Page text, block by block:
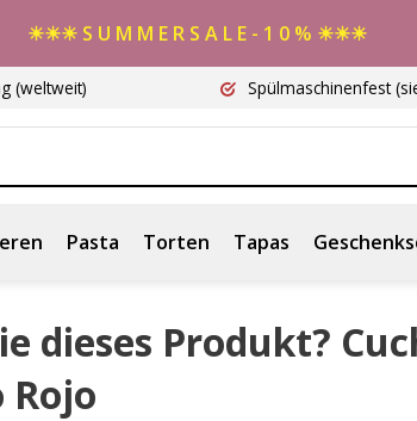
☀☀☀ S U M M E R S A L E - 1 0 % ☀☀☀
(weltweit) Spülmaschinenfest
Pasta Torten Tapas
dieses Produkt?
Rojo